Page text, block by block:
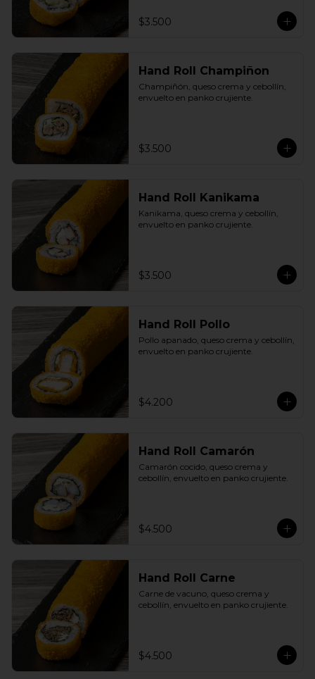
$3.500
Hand Roll Champiñon
Champiñón, queso crema y cebollín,
envuelto en panko crujiente.
$3.500
Hand Roll Kanikama
Kanikama, queso crema y cebollín,
envuelto en panko crujiente.
$3.500
Hand Roll Pollo
Pollo apanado, queso crema y cebollín,
envuelto en panko crujiente.
$4.200
Hand Roll Camarón
Camarón cocido, queso crema y
cebollín, envuelto en panko crujiente.
$4.500
Hand Roll Carne
Carne de vacuno, queso crema y
cebollín, envuelto en panko crujiente.
$4.500